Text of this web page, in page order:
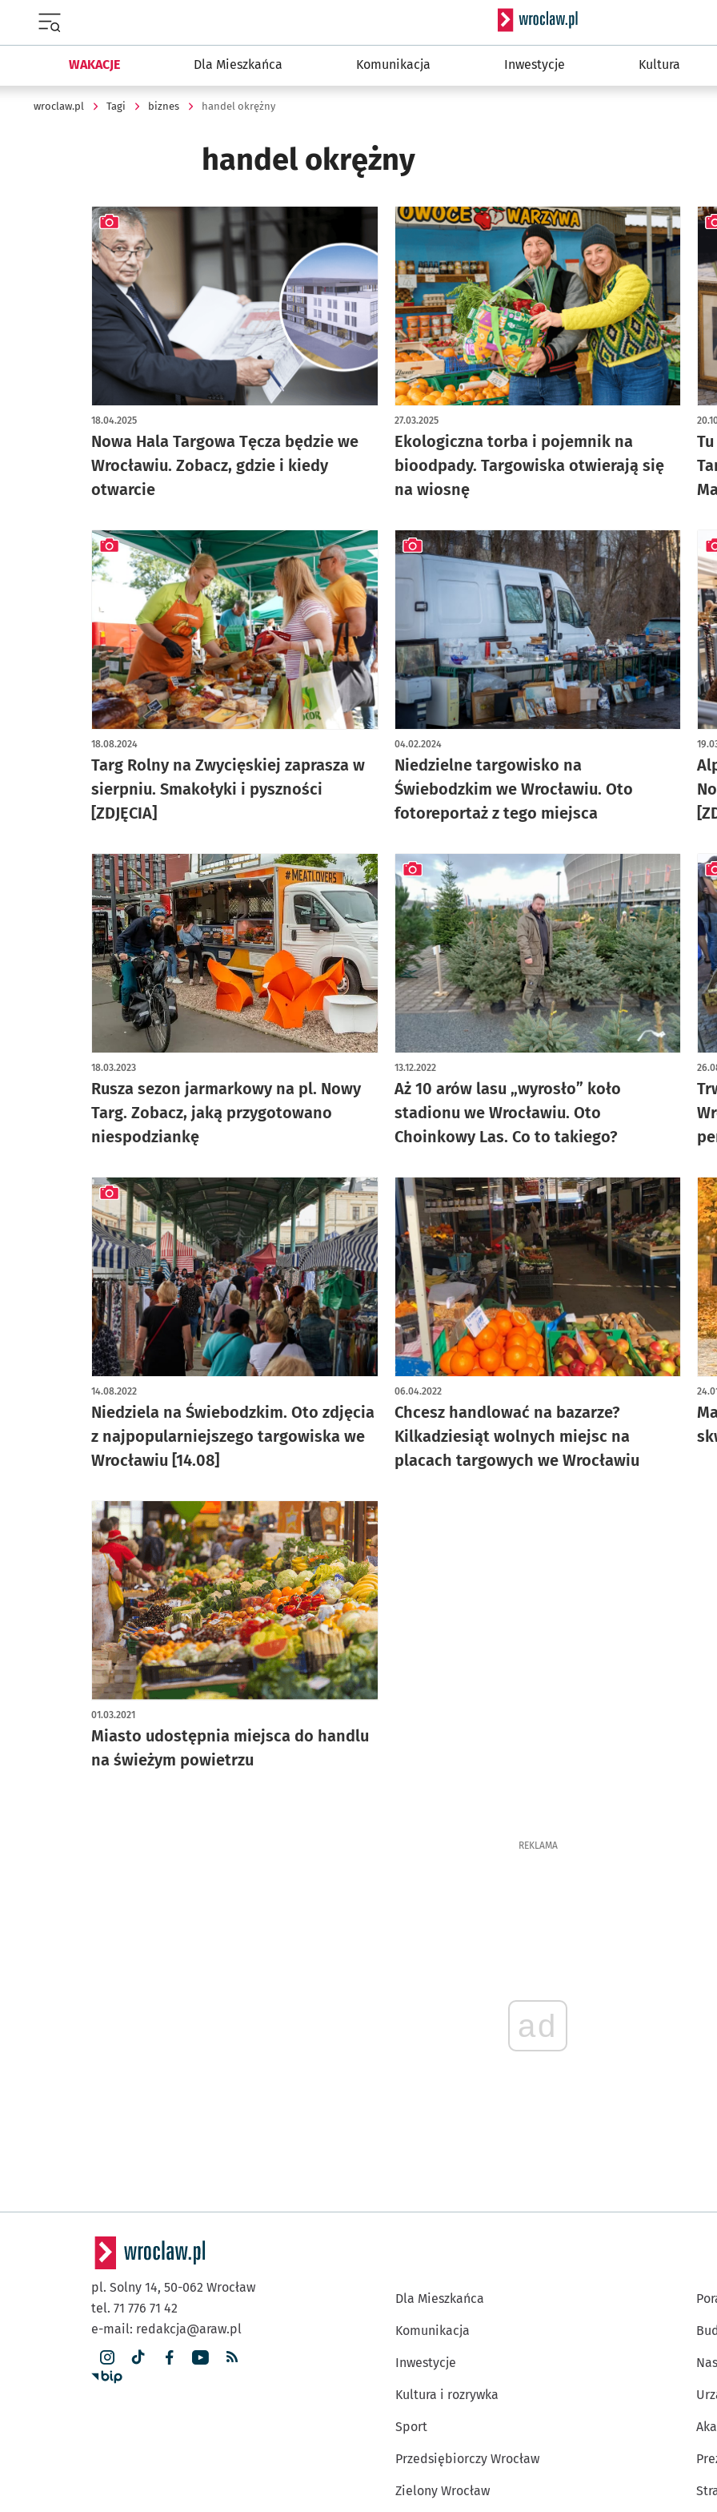
Serwis informacyjny
WAKACJE Dla Mieszkańca Komunikacja Inwestycje Kultura
wroclaw.pl Tagi biznes handel okrężny
handel okrężny
Nowa Hala Targowa Tęcza będzie we
Wrocławiu. Zobacz, gdzie i kiedy
otwarcie
18.04.2025
artykuł z galerią zdjęć
Ekologiczna torba i pojemnik na
bioodpady. Targowiska otwierają się
na wiosnę
27.03.2025
Targ Rolny na Zwycięskiej zaprasza w
sierpniu. Smakołyki i pyszności
[ZDJĘCIA]
18.08.2024
artykuł z galerią zdjęć
Niedzielne targowisko na
Świebodzkim we Wrocławiu. Oto
fotoreportaż z tego miejsca
04.02.2024
artykuł z galerią zdjęć
Rusza sezon jarmarkowy na pl. Nowy
Targ. Zobacz, jaką przygotowano
niespodziankę
18.03.2023
Aż 10 arów lasu „wyrosło” koło
stadionu we Wrocławiu. Oto
Choinkowy Las. Co to takiego?
13.12.2022
artykuł z galerią zdjęć
Niedziela na Świebodzkim. Oto zdjęcia
z najpopularniejszego targowiska we
Wrocławiu [14.08]
14.08.2022
artykuł z galerią zdjęć
Chcesz handlować na bazarze?
Kilkadziesiąt wolnych miejsc na
placach targowych we Wrocławiu
06.04.2022
Miasto udostępnia miejsca do handlu
na świeżym powietrzu
01.03.2021
REKLAMA
ad
pl. Solny 14, 50-062 Wrocław
tel. 71 776 71 42
e-mail: redakcja@araw.pl
Dla Mieszkańca
Komunikacja
Inwestycje
Kultura i rozrywka
Sport
Przedsiębiorczy Wrocław
Zielony Wrocław